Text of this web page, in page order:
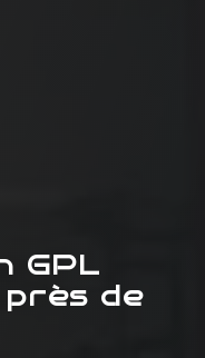
GPL
de